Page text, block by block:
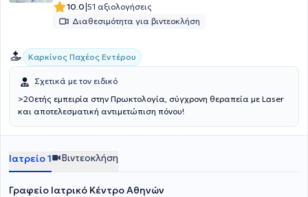
10.0|51 αξιολογήσεις
Διαθεσιμότητα για βιντεοκλήση
Καρκίνος Παχέος Εντέρου
Σχετικά με τον ειδικό
>20ετής εμπειρία στην Πρωκτολογία, σύγχρονη θεραπεία με Laser
και αποτελεσματική αντιμετώπιση πόνου!
Ιατρείο 1 Βιντεοκλήση
Γραφείο Ιατρικό Κέντρο Αθηνών